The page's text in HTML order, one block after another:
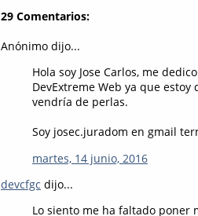
29 Comentarios:
Anónimo dijo...
Hola soy Jose Carlos, me
DevExtreme Web ya que
vendría de perlas.
Soy josec.juradom en gmail
martes, 14 junio, 2016
devcfgc dijo...
Lo siento me ha faltado poner